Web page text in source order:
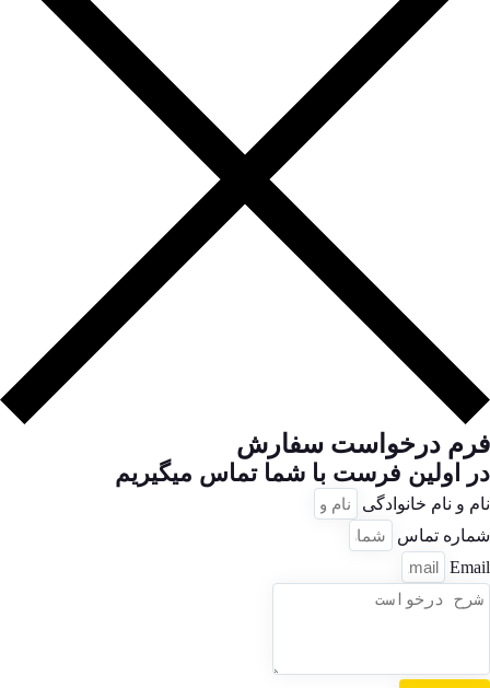
فرم درخواست سفارش
در اولین فرست با شما تماس میگیریم
نام و نام خانوادگی
شماره تماس
Email